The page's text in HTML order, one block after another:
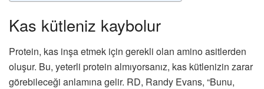
Kas kütleniz kaybolur
Protein, kas inşa etmek için gerekli olan amino asitlerden
oluşur. Bu, yeterli protein almıyorsanız, kas kütlenizin zarar
görebileceği anlamına gelir. RD, Randy Evans, “Bunu,